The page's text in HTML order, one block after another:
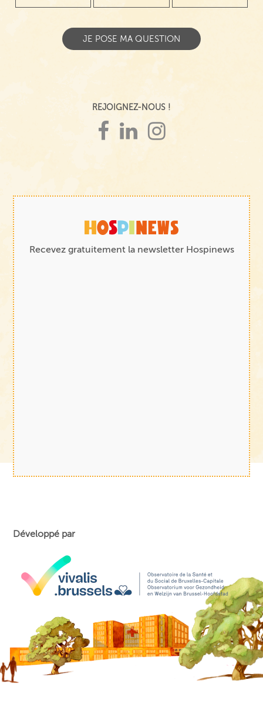
REJOIGNEZ-NOUS !
Recevez gratuitement la newsletter Hospinews
Développé par